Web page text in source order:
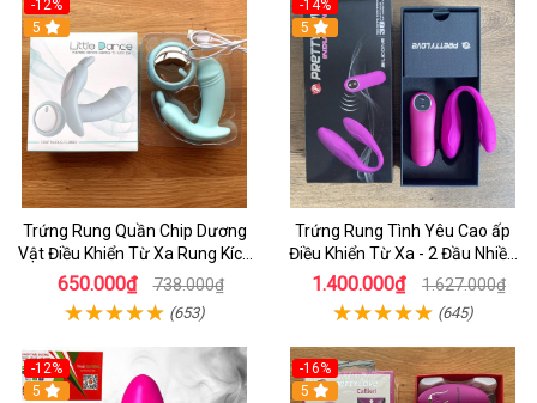
-12%
5
Trứng Rung Quần Chip Dương
Vật Điều Khiển Từ Xa Rung Kích
thích Nữ - shopthaiduong.com
650.000₫ 738.000₫
(653)
-14%
5
Trứng Rung Tình Yêu Cao ấp
Điều Khiển Từ Xa - 2 Đầu Nhiều
Chế Độ
1.400.000₫ 1.627.000₫
(645)
-12%
5
-16%
5